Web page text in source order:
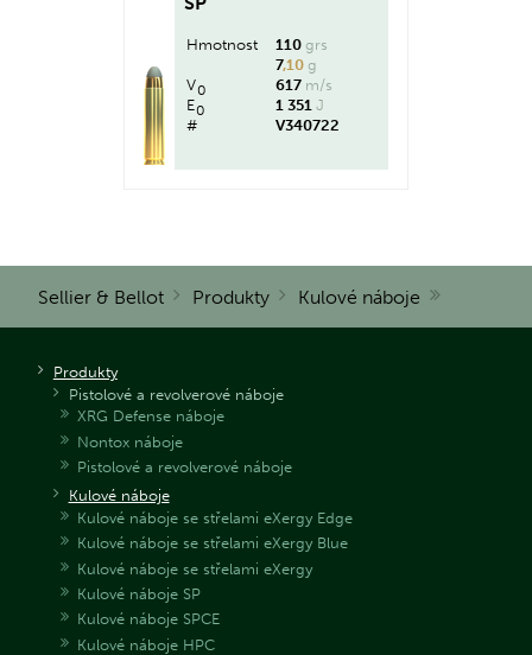
Hmotnost 110 grs
7,10 g
V0 617 m/s
E0 1 351 J
#
V340722
Sellier & Bellot Produkty Kulové náboje
Produkty
Pistolové a revolverové náboje
XRG Defense náboje
Nontox náboje
Pistolové a revolverové náboje
Kulové náboje
Kulové náboje se střelami eXergy Edge
Kulové náboje se střelami eXergy Blue
Kulové náboje se střelami eXergy
Kulové náboje SP
Kulové náboje SPCE
Kulové náboje HPC